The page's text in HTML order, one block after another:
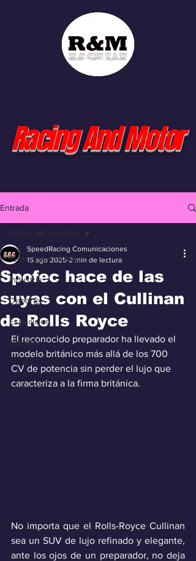
Racing And Motor
Entrada
Todas las entradas
Industria
Deporte
Especiales
Industra
Todas las entradas
Spofec hace de las
suyas con el Cullinan
de Rolls Royce
SpeedRacing Comunicaciones
15 ago 2025 2 min de lectura
El reconocido preparador ha llevado el
modelo británico más allá de los 700
CV de potencia sin perder el lujo que
caracteriza a la firma británica.
No importa que el Rolls-Royce Cullinan
sea un SUV de lujo refinado y elegante,
ante los ojos de un preparador, no deja